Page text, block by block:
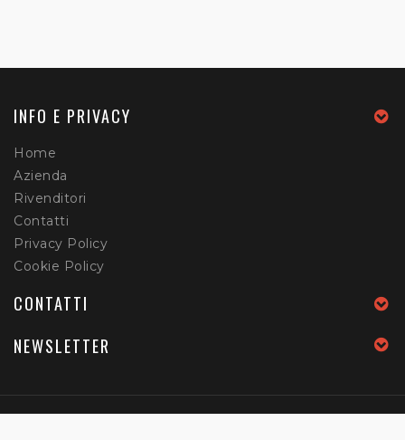
INFO E PRIVACY
Home
Azienda
Rivenditori
Contatti
Privacy Policy
Cookie Policy
CONTATTI
NEWSLETTER